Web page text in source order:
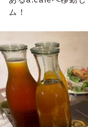
ム！